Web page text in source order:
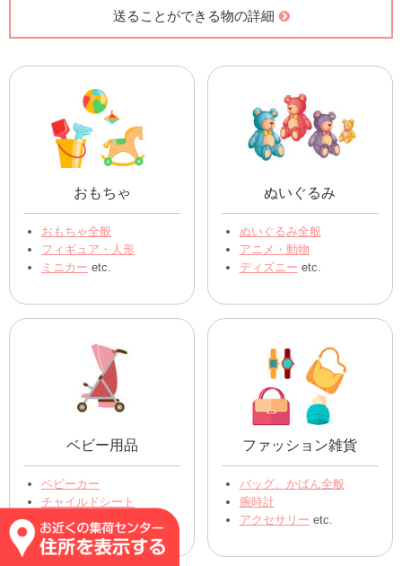
送ることができる物の詳細
おもちゃ
おもちゃ全般
フィギュア・人形
ミニカー etc.
ぬいぐるみ
ぬいぐるみ全般
アニメ・動物
ディズニー etc.
ベビー用品
ベビーカー
チャイルドシート
その他ベビー用品 etc.
ファッション雑貨
バッグ、かばん全般
腕時計
アクセサリー etc.